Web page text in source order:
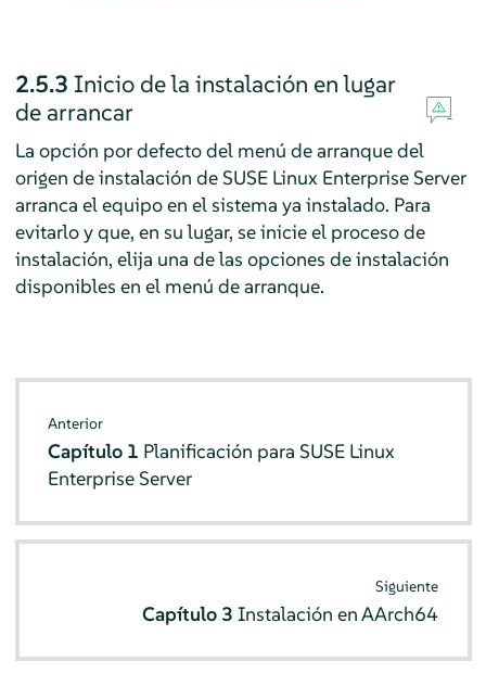
2.5.3 Inicio de la instalación en lugar
de arrancar
La opción por defecto del menú de arranque del
origen de instalación de SUSE Linux Enterprise Server
arranca el equipo en el sistema ya instalado. Para
evitarlo y que, en su lugar, se inicie el proceso de
instalación, elija una de las opciones de instalación
disponibles en el menú de arranque.
Anterior
Capítulo 1 Planificación para SUSE Linux
Enterprise Server
Siguiente
Capítulo 3 Instalación en AArch64